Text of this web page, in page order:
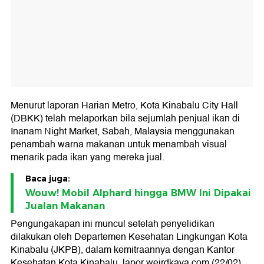
Menurut laporan Harian Metro, Kota Kinabalu City Hall
(DBKK) telah melaporkan bila sejumlah penjual ikan di
Inanam Night Market, Sabah, Malaysia menggunakan
penambah warna makanan untuk menambah visual
menarik pada ikan yang mereka jual.
Baca juga:
Wouw! Mobil Alphard hingga BMW Ini Dipakai
Jualan Makanan
Pengungakapan ini muncul setelah penyelidikan
dilakukan oleh Departemen Kesehatan Lingkungan Kota
Kinabalu (JKPB), dalam kemitraannya dengan Kantor